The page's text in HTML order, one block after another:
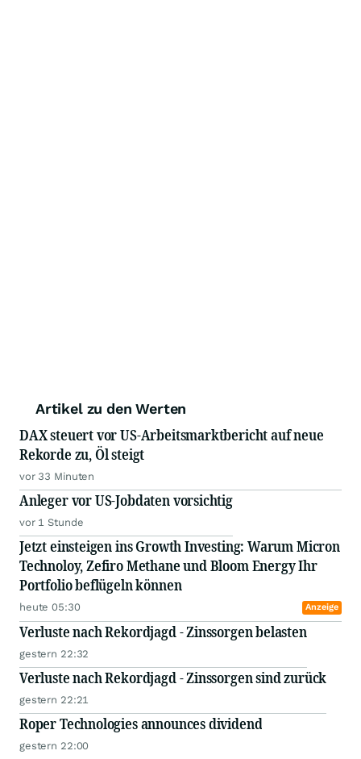
Artikel zu den Werten
DAX steuert vor US-Arbeitsmarktbericht auf neue
Rekorde zu, Öl steigt
vor 33 Minuten
Anleger vor US-Jobdaten vorsichtig
vor 1 Stunde
Jetzt einsteigen ins Growth Investing: Warum Micron
Technoloy, Zefiro Methane und Bloom Energy Ihr
Portfolio beflügeln können
heute 05:30 Anzeige
Verluste nach Rekordjagd - Zinssorgen belasten
gestern 22:32
Verluste nach Rekordjagd - Zinssorgen sind zurück
gestern 22:21
Roper Technologies announces dividend
gestern 22:00